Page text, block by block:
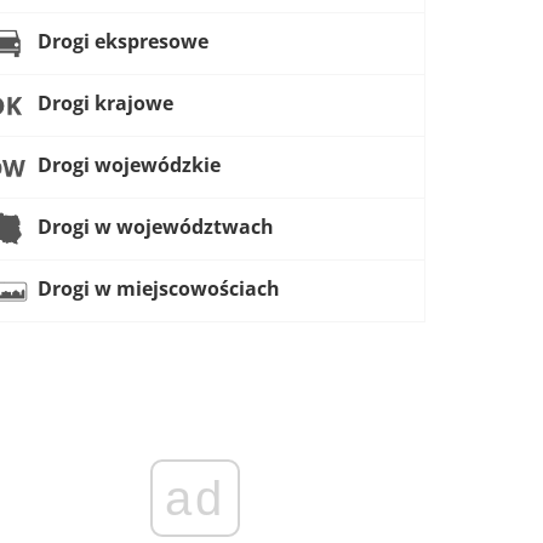
Drogi ekspresowe
Drogi krajowe
Drogi wojewódzkie
Drogi w województwach
Drogi w miejscowościach
ad